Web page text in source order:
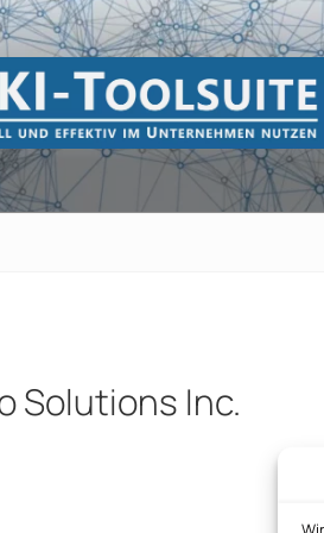
und effektiv im Unternehmen
Solutions Inc.